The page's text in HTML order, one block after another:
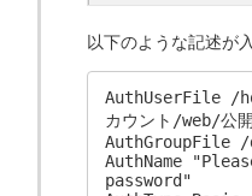
以下のような記述が
AuthUserFile /
カウント/web/公
AuthGroupFile
AuthName
password"